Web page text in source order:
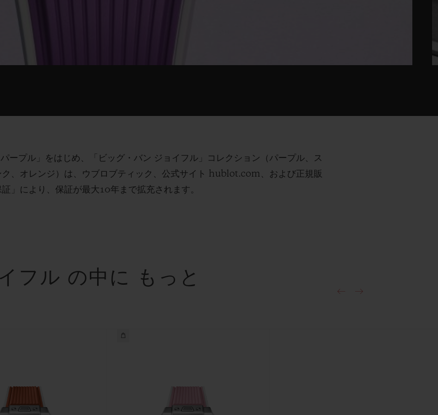
ープル」をはじめ、「ビッグ・バン ジョイフル」コレクション（パープル、ス
、オレンジ）は、ウブロブティック、公式サイト hublot.com、および正規販
」により、保証が最大10年まで拡充されます。
フル の中に もっと